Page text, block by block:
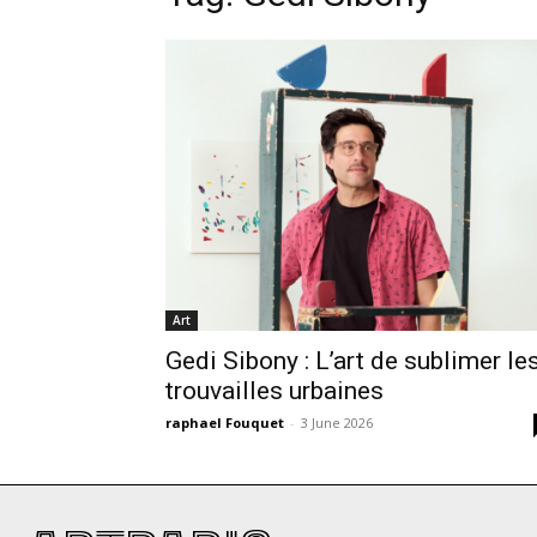
Art
Gedi Sibony : L’art de sublimer
trouvailles urbaines
raphael Fouquet - 3 June 2026